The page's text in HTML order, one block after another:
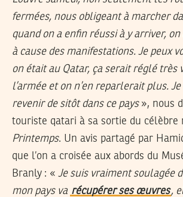
fermées, nous obligeant à marcher
quand on a enfin réussi à y arriver, on
à cause des manifestations. Je peux
on était au Qatar, ça serait réglé très
l’armée et on n’en reparlerait plus. Je
revenir de sitôt dans ce pays », nous
touriste qatari à sa sortie du célèbre
Printemps. Un avis partagé par
que l’on a croisée aux abords du
Branly : « Je suis vraiment soulagée
mon pays va récupérer ses œuvres,